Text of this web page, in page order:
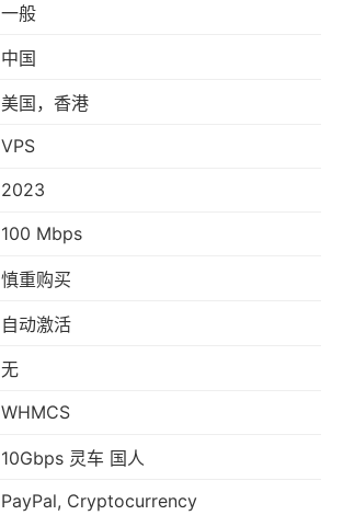
一般
中国
美国，香港
VPS
2023
100 Mbps
慎重购买
自动激活
无
WHMCS
10Gbps 灵车 国人
PayPal, Cryptocurrency